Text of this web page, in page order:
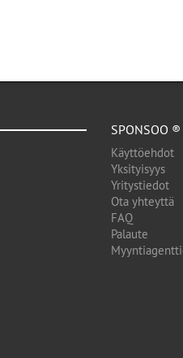
SPONSOO ®
Käyttöehdot
Yksityisyys
Yritystiedot
Ota yhteyttä
FAQ
Palaute